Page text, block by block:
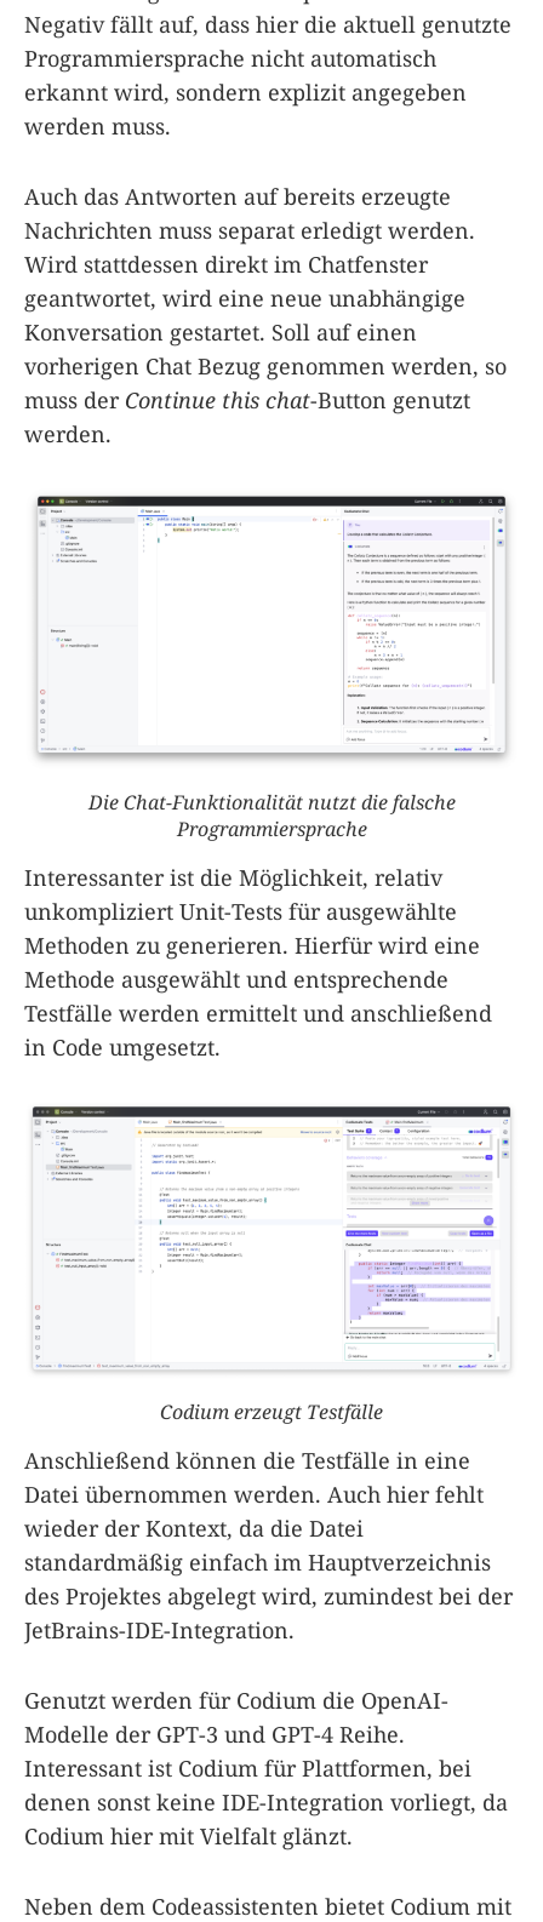
Negativ fällt auf, dass hier die aktuell genutzte
Programmiersprache nicht automatisch
erkannt wird, sondern explizit angegeben
werden muss.
Auch das Antworten auf bereits erzeugte
Nachrichten muss separat erledigt werden.
Wird stattdessen direkt im Chatfenster
geantwortet, wird eine neue unabhängige
Konversation gestartet. Soll auf einen
vorherigen Chat Bezug genommen werden, so
muss der Continue this chat-Button genutzt
werden.
Die Chat-Funktionalität nutzt die falsche
Programmiersprache
Interessanter ist die Möglichkeit, relativ
unkompliziert Unit-Tests für ausgewählte
Methoden zu generieren. Hierfür wird eine
Methode ausgewählt und entsprechende
Testfälle werden ermittelt und anschließend
in Code umgesetzt.
Codium erzeugt Testfälle
Anschließend können die Testfälle in eine
Datei übernommen werden. Auch hier fehlt
wieder der Kontext, da die Datei
standardmäßig einfach im Hauptverzeichnis
des Projektes abgelegt wird, zumindest bei der
JetBrains-IDE-Integration.
Genutzt werden für Codium die OpenAI-
Modelle der GPT-3 und GPT-4 Reihe.
Interessant ist Codium für Plattformen, bei
denen sonst keine IDE-Integration vorliegt, da
Codium hier mit Vielfalt glänzt.
Neben dem Codeassistenten bietet Codium mit